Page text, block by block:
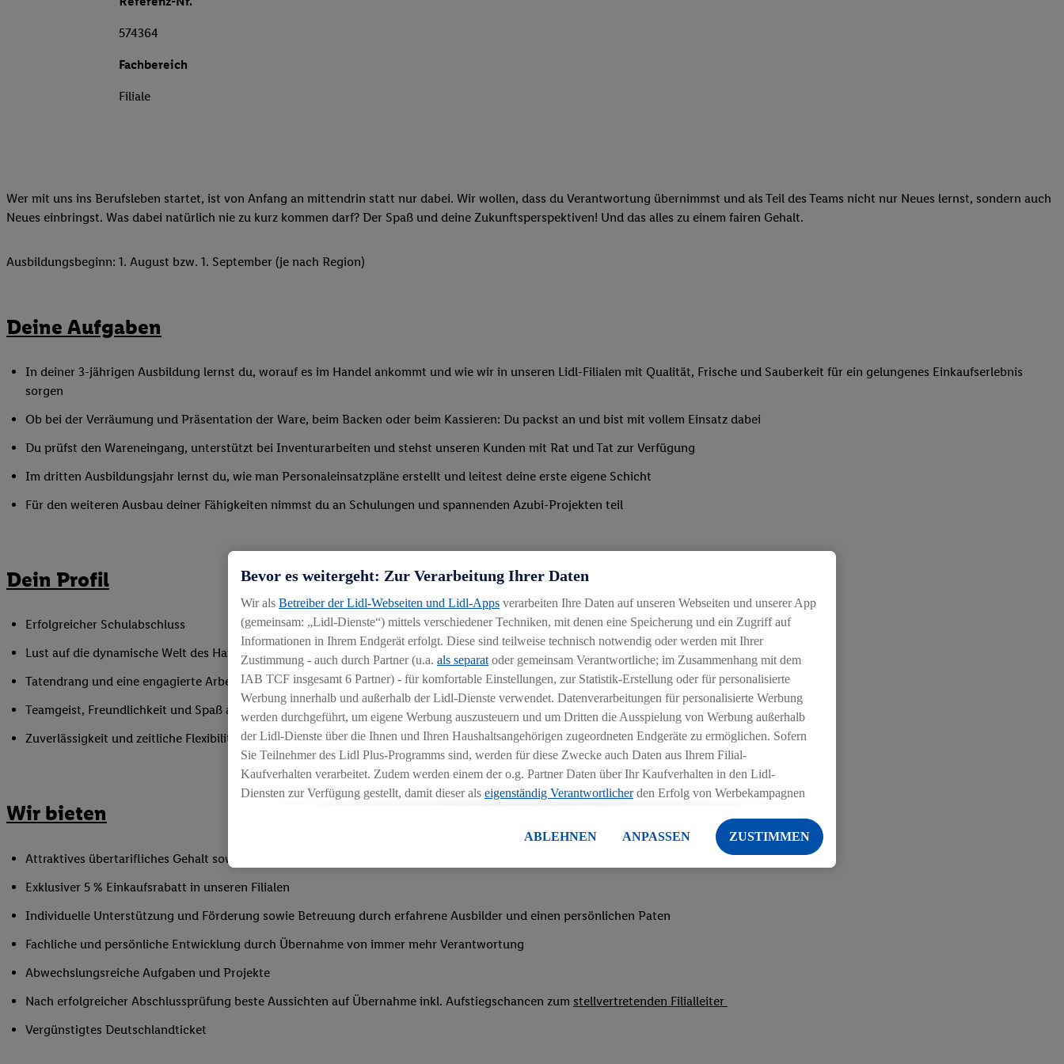
574364
Fachbereich
Filiale
Wer mit uns ins Berufsleben startet, ist von Anfang an mittendrin statt nur dabei. Wir wollen, dass du Verantwortung übernimmst und als Teil des Teams nicht nur Neues lernst, sondern auch
Neues einbringst. Was dabei natürlich nie zu kurz kommen darf? Der Spaß und deine Zukunftsperspektiven! Und das alles zu einem fairen Gehalt.
Ausbildungsbeginn: 1. August bzw. 1. September (je nach Region)
Deine Aufgaben
In deiner 3-jährigen Ausbildung lernst du, worauf es im Handel ankommt und wie wir in unseren Lidl-Filialen mit Qualität, Frische und Sauberkeit für ein gelungenes Einkaufserlebnis
sorgen
Ob bei der Verräumung und Präsentation der Ware, beim Backen oder beim Kassieren: Du packst an und bist mit vollem Einsatz dabei
Du prüfst den Wareneingang, unterstützt bei Inventurarbeiten und stehst unseren Kunden mit Rat und Tat zur Verfügung
Im dritten Ausbildungsjahr lernst du, wie man Personaleinsatzpläne erstellt und leitest deine erste eigene Schicht
Für den weiteren Ausbau deiner Fähigkeiten nimmst du an Schulungen und spannenden Azubi-Projekten teil
Dein Profil
Erfolgreicher Schulabschluss
Lust auf die dynamische Welt des Handels
Tatendrang und eine engagierte Arbeitsweise
Teamgeist, Freundlichkeit und Spaß am Umgang mit Menschen
Zuverlässigkeit und zeitliche Flexibilität innerhalb der Öffnungszeiten deiner Filiale
Wir bieten
Attraktives übertarifliches Gehalt sowie Urlaubs- und Weihnachtsgeld
Exklusiver 5 % Einkaufsrabatt in unseren Filialen
Individuelle Unterstützung und Förderung sowie Betreuung durch erfahrene Ausbilder und einen persönlichen Paten
Fachliche und persönliche Entwicklung durch Übernahme von immer mehr Verantwortung
Abwechslungsreiche Aufgaben und Projekte
Nach erfolgreicher Abschlussprüfung beste Aussichten auf Übernahme inkl. Aufstiegschancen zum stellvertretenden Filialleiter
Vergünstigtes Deutschlandticket
Bevor es weitergeht: Zur Verarbeitung Ihrer Daten
Wir als Betreiber der Lidl-Webseiten und Lidl-Apps verarbeiten Ihre Daten auf unseren Webseiten und unserer App
(gemeinsam: „Lidl-Dienste“) mittels verschiedener Techniken, mit denen eine Speicherung und ein Zugriff auf
Informationen in Ihrem Endgerät erfolgt. Diese sind teilweise technisch notwendig oder werden mit Ihrer
Zustimmung - auch durch Partner (u.a. als separat oder gemeinsam Verantwortliche; im Zusammenhang mit dem
IAB TCF insgesamt 6 Partner) - für komfortable Einstellungen, zur Statistik-Erstellung oder für personalisierte
Werbung innerhalb und außerhalb der Lidl-Dienste verwendet. Datenverarbeitungen für personalisierte Werbung
werden durchgeführt, um eigene Werbung auszusteuern und um Dritten die Ausspielung von Werbung außerhalb
der Lidl-Dienste über die Ihnen und Ihren Haushaltsangehörigen zugeordneten Endgeräte zu ermöglichen. Sofern
Sie Teilnehmer des Lidl Plus-Programms sind, werden für diese Zwecke auch Daten aus Ihrem Filial-
Kaufverhalten verarbeitet. Zudem werden einem der o.g. Partner Daten über Ihr Kaufverhalten in den Lidl-
Diensten zur Verfügung gestellt, damit dieser als eigenständig Verantwortlicherden Erfolg von Werbekampagnen
Die Erstellung personalisierter Werbung basiert auf der Generierung von auch mit Daten von anderen Diensten
angereicherten Profilen. Dies umfasst die Zusammenführung von Daten (z.B. über Ihre Nutzung der Lidl-Dienste,
Ihr Kaufverhalten in den Lidl-Diensten, Informationen aus Ihrem Kundenkonto - z.B. Alter oder Geschlecht -
sowie Ihre genauen Standortdaten) auch über verschiedene Endgeräte und Lidl-Dienste hinweg einschließlich dem
(sogenannten Segmenten). Im Zusammenhang mit dem Ausspielen dieser Werbung erfolgen Verarbeitungen auch
zur Leistungs-/ Erfolgsmessung der Werbung, zur Zielgruppenforschung, zur Entwicklung von Angeboten sowie
Sofern Sie hier Ihre Zustimmung dazu erteilen und danach ein Lidl Plus-Konto erstellen bzw. sich in Ihr
bestehendes Lidl Plus-Konto einloggen, kann darüber hinaus auch Ihre dort angegebene E-Mail-Adresse von uns
ABLEHNEN ANPASSEN ZUSTIMMEN